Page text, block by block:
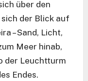
über den
der Blick auf
– Sand, Licht,
Meer hinab,
der Leuchtturm
Endes.